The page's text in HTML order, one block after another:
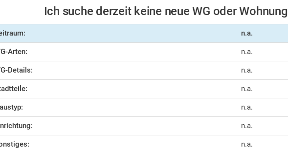
Ich suche derzeit keine neue WG oder Wohnung
n.a.
Arten: n.a.
Details: n.a.
n.a.
n.a.
n.a.
n.a.